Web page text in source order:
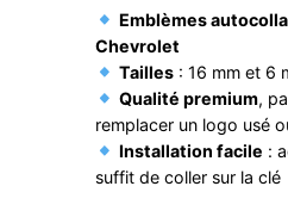
v
r
t
–
1
Emblèmes
Chevrolet
Tailles : 16 mm et 6
Qualité premium,
remplacer un logo usé
Installation facile :
suffit de coller sur la clé